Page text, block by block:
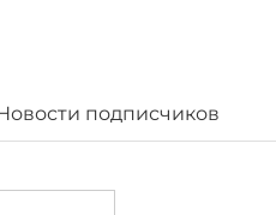
подписчиков